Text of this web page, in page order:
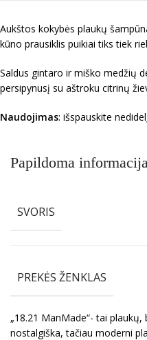
Aukštos kokybės plaukų
kūno prausiklis puikiai tiks tiek
Saldus gintaro ir miško medžių
persipynusį su aštroku citrinų
Naudojimas: išspauskite
Papildoma informacija
SVORIS
PREKĖS ŽENKLAS
„18.21 ManMade“- tai
nostalgiška, tačiau moderni